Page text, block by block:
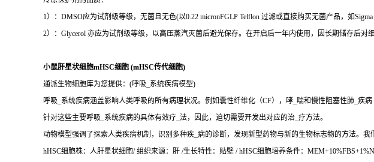
1）：DMSO应为试剂级等级，无菌且无色(以0.22 micronFGLP Telflon 过滤或直接购买无菌产品，如
2）：Glycerol 亦应为试剂级等级，以高压蒸汽灭菌后避光保存。在开启后一年内使用，因长期储存后对细
小鼠肝星状细胞mHSC细胞 (mHSC传代细胞)
通派生物细胞库为您提供：(呼吸_系统疾病模型)
呼吸_系统疾病涵盖影响人类呼吸的所有病理状况。例如囊性纤维化（CF），哮_喘和慢性阻塞性肺_
针对这些主要呼吸_系统疾病的具体有效疗_法，因此，迫切需要开发出对应的治_疗方法。
动物模型强调了探索人类疾病机制，识别多种疾_病的诊断，发现新型药物与新的生物标志物的方法。
hHSC细胞株：人肝星状细胞/ 组织来源：肝 /生长特性：贴壁 / hHSC细胞培养条件：